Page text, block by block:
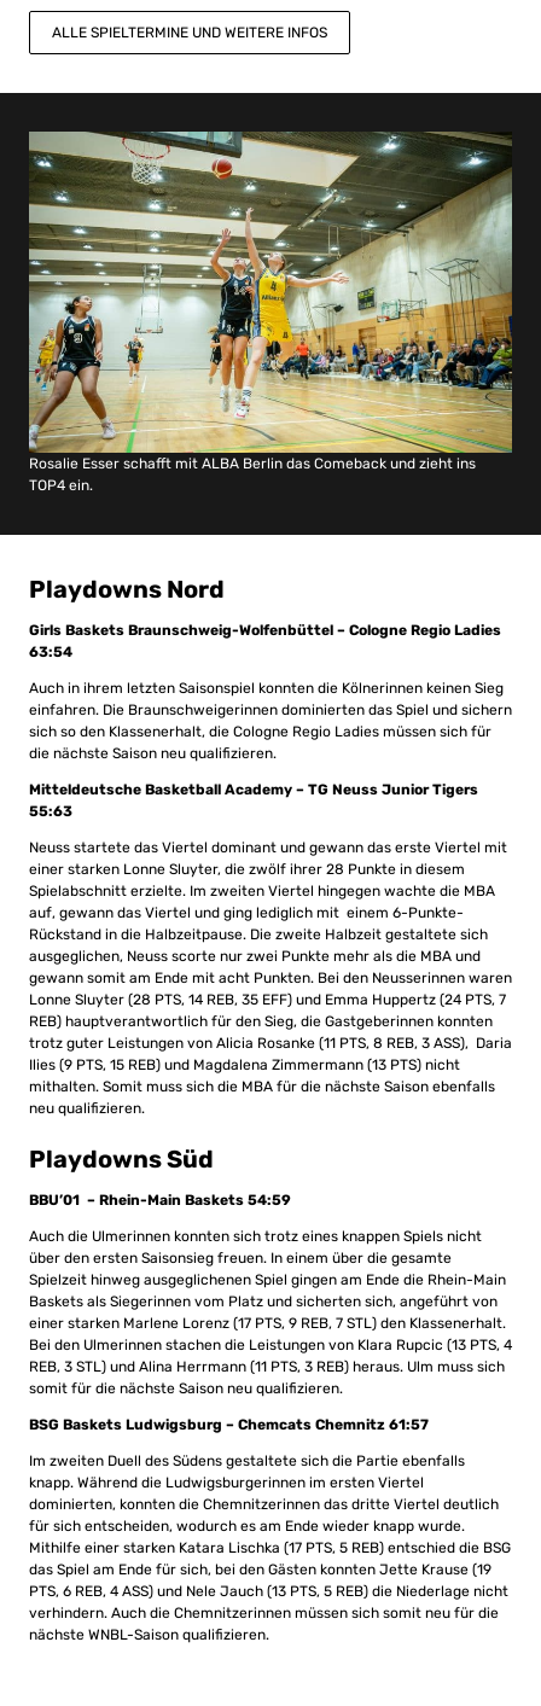
ALLE SPIELTERMINE UND WEITERE INFOS
Rosalie Esser schafft mit ALBA Berlin das Comeback und zieht ins
TOP4 ein.
Playdowns Nord
Girls Baskets Braunschweig-Wolfenbüttel – Cologne Regio Ladies
63:54
Auch in ihrem letzten Saisonspiel konnten die Kölnerinnen keinen Sieg
einfahren. Die Braunschweigerinnen dominierten das Spiel und sichern
sich so den Klassenerhalt, die Cologne Regio Ladies müssen sich für
die nächste Saison neu qualifizieren.
Mitteldeutsche Basketball Academy – TG Neuss Junior Tigers
55:63
Neuss startete das Viertel dominant und gewann das erste Viertel mit
einer starken Lonne Sluyter, die zwölf ihrer 28 Punkte in diesem
Spielabschnitt erzielte. Im zweiten Viertel hingegen wachte die MBA
auf, gewann das Viertel und ging lediglich mit einem 6-Punkte-
Rückstand in die Halbzeitpause. Die zweite Halbzeit gestaltete sich
ausgeglichen, Neuss scorte nur zwei Punkte mehr als die MBA und
gewann somit am Ende mit acht Punkten. Bei den Neusserinnen waren
Lonne Sluyter (28 PTS, 14 REB, 35 EFF) und Emma Huppertz (24 PTS, 7
REB) hauptverantwortlich für den Sieg, die Gastgeberinnen konnten
trotz guter Leistungen von Alicia Rosanke (11 PTS, 8 REB, 3 ASS), Daria
Ilies (9 PTS, 15 REB) und Magdalena Zimmermann (13 PTS) nicht
mithalten. Somit muss sich die MBA für die nächste Saison ebenfalls
neu qualifizieren.
Playdowns Süd
BBU’01 – Rhein-Main Baskets 54:59
Auch die Ulmerinnen konnten sich trotz eines knappen Spiels nicht
über den ersten Saisonsieg freuen. In einem über die gesamte
Spielzeit hinweg ausgeglichenen Spiel gingen am Ende die Rhein-Main
Baskets als Siegerinnen vom Platz und sicherten sich, angeführt von
einer starken Marlene Lorenz (17 PTS, 9 REB, 7 STL) den Klassenerhalt.
Bei den Ulmerinnen stachen die Leistungen von Klara Rupcic (13 PTS, 4
REB, 3 STL) und Alina Herrmann (11 PTS, 3 REB) heraus. Ulm muss sich
somit für die nächste Saison neu qualifizieren.
BSG Baskets Ludwigsburg – Chemcats Chemnitz 61:57
Im zweiten Duell des Südens gestaltete sich die Partie ebenfalls
knapp. Während die Ludwigsburgerinnen im ersten Viertel
dominierten, konnten die Chemnitzerinnen das dritte Viertel deutlich
für sich entscheiden, wodurch es am Ende wieder knapp wurde.
Mithilfe einer starken Katara Lischka (17 PTS, 5 REB) entschied die BSG
das Spiel am Ende für sich, bei den Gästen konnten Jette Krause (19
PTS, 6 REB, 4 ASS) und Nele Jauch (13 PTS, 5 REB) die Niederlage nicht
verhindern. Auch die Chemnitzerinnen müssen sich somit neu für die
nächste WNBL-Saison qualifizieren.